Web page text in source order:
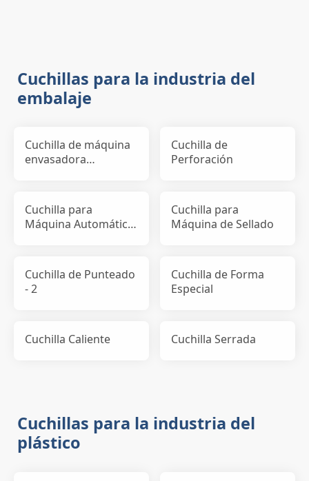
Cuchillas para la industria del
embalaje
Cuchilla de máquina
envasadora
Cuchilla de
Perforación
Cuchilla para
Máquina Automática
Cuchilla para
Máquina de Sellado
Cuchilla de Punteado
- 2
Cuchilla de Forma
Especial
Cuchilla Caliente Cuchilla Serrada
Cuchillas para la industria del
plástico